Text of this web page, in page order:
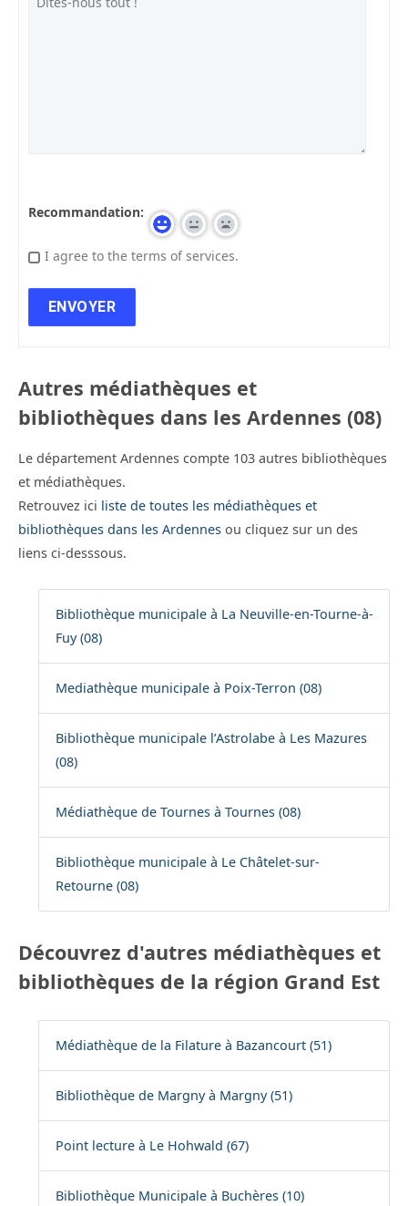
Recommandation:
I agree to the terms of services.
Autres médiathèques et
bibliothèques dans les Ardennes (08)
Le département Ardennes compte 103 autres bibliothèques
et médiathèques.
Retrouvez ici liste de toutes les médiathèques et
bibliothèques dans les Ardennes ou cliquez sur un des
liens ci-desssous.
Bibliothèque municipale à La Neuville-en-Tourne-à-
Fuy (08)
Mediathèque municipale à Poix-Terron (08)
Bibliothèque municipale l’Astrolabe à Les Mazures
(08)
Médiathèque de Tournes à Tournes (08)
Bibliothèque municipale à Le Châtelet-sur-
Retourne (08)
Découvrez d'autres médiathèques et
bibliothèques de la région Grand Est
Médiathèque de la Filature à Bazancourt (51)
Bibliothèque de Margny à Margny (51)
Point lecture à Le Hohwald (67)
Bibliothèque Municipale à Buchères (10)